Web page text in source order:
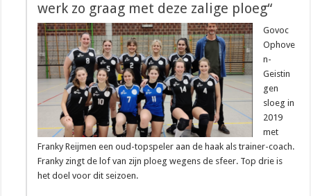
werk zo graag met deze zalige ploeg“
Govoc
Ophove
n-
Geistin
gen
sloeg in
2019
met
Franky Reijmen een oud-topspeler aan de haak als trainer-coach.
Franky zingt de lof van zijn ploeg wegens de sfeer. Top drie is
het doel voor dit seizoen.